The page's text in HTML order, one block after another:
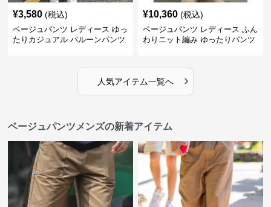
¥3,580 (税込)
ベージュパンツ レディース ゆっ
たりカジュアル バルーンパンツ
¥10,360 (税込)
ベージュパンツ レディース ふん
わりニット編み ゆったりパンツ
人気アイテム一覧へ ›
ベージュパンツメンズの新着アイテム